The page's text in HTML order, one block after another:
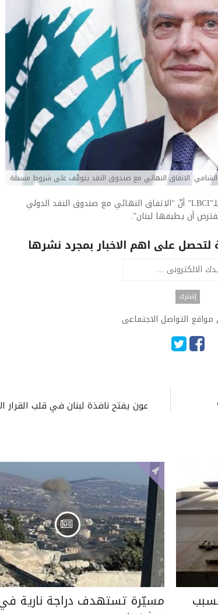
الشامي: الاتفاق النهائي مع صندوق النقد يتوقّف على شروط مسبقة
اوضح نائب رئيس الحكومة سعادة الشامي للـ”LBCI” أنّ “الاتفاق النهائي مع صندوق النقد الدولي
أن يطبقها لبنان”.
لتحصل على اهم الاخبار بمجرد نشرها
مواقع التواصل الاجتماعى
عون يفتح نافذة لبنان في قلب القرار
مسيّرة تستهدف دراجة نارية